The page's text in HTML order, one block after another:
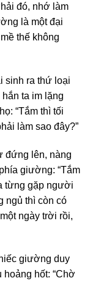
đó, nhớ làm
là một đại
thế không
sinh ra thứ loại
ta im lặng
“Tắm thì tối
làm sao đây?”
đứng lên, nàng
giường: “Tắm
từng gặp người
ngủ thì còn có
ngày trời rồi,
giường duy
hoảng hốt: “Chờ